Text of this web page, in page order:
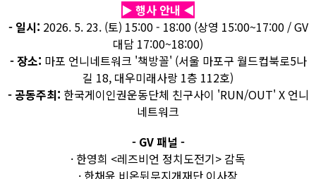
▶ 행사 안내 ◀
- 일시: 2026. 5. 23. (토) 15:00 - 18:00 (상영 15:00~17:00 / GV
대담 17:00~18:00)
- 장소: 마포 언니네트워크 '책방꼴' (서울 마포구 월드컵북로5나
길 18, 대우미래사랑 1층 112호)
- 공동주최: 한국게이인권운동단체 친구사이 'RUN/OUT' X 언니
네트워크
- GV 패널 -
· 한영희 <레즈비언 정치도전기> 감독
· 한채윤 비온뒤무지개재단 이사장